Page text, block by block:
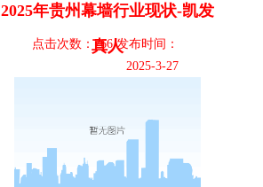
2025年贵州幕墙行业现状-凯发
真人
点击次数：766 发布时间：
2025-3-27